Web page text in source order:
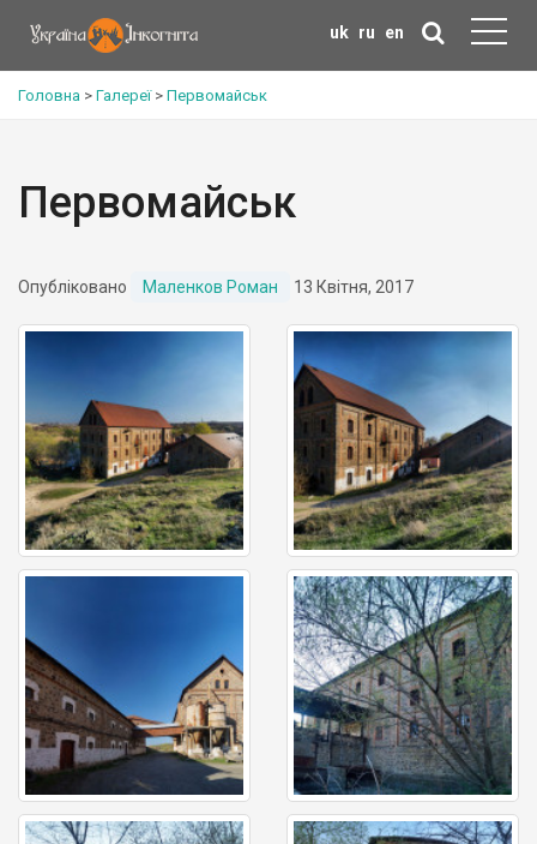
uk ru en
Головна > Галереї> Первомайськ
Первомайськ
Опубліковано Маленков Роман 13 Квітня, 2017